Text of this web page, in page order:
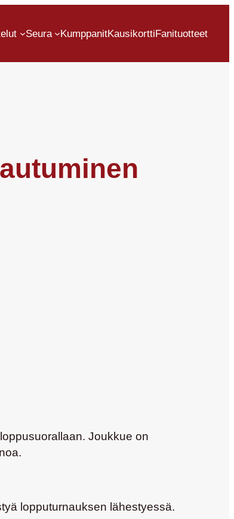
Seura KumppanitKausikorttiFanituotteet
Joukkue on
lopputurnauksen lähestyessä.